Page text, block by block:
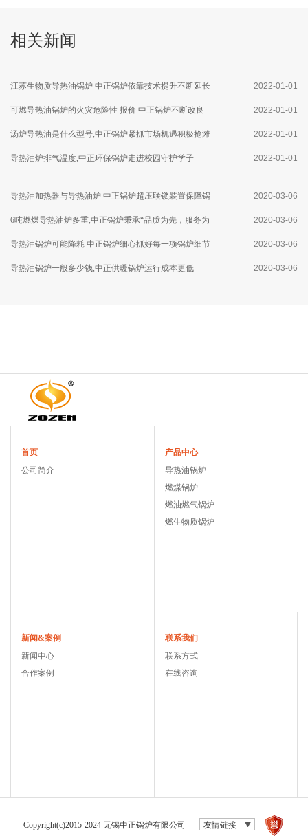
相关新闻
江苏生物质导热油锅炉 中正锅炉依靠技术提升不断延长
设备使用寿命
2022-01-01
可燃导热油锅炉的火灾危险性 报价 中正锅炉不断改良
燃气炉内部结构
2022-01-01
汤炉导热油是什么型号,中正锅炉紧抓市场机遇积极抢滩
济宁市场
2022-01-01
导热油炉排气温度,中正环保锅炉走进校园守护学子 2022-01-01
导热油加热器与导热油炉 中正锅炉超压联锁装置保障锅
炉运行安全
2020-03-06
6吨燃煤导热油炉多重,中正锅炉秉承“品质为先，服务为
本”的理念
2020-03-06
导热油锅炉可能降耗 中正锅炉细心抓好每一项锅炉细节 2020-03-06
导热油锅炉一般多少钱,中正供暖锅炉运行成本更低 2020-03-06
首页
公司简介
产品中心
导热油锅炉
燃煤锅炉
燃油燃气锅炉
燃生物质锅炉
新闻&案例
新闻中心
合作案例
联系我们
联系方式
在线咨询
Copyright(c)2015-2024 无锡中正锅炉有限公司 - 友情链接